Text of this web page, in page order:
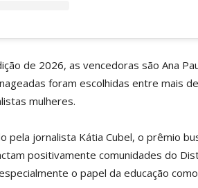
de 2026, as vencedoras são Ana
foram escolhidas entre mais
mulheres.
pela jornalista Kátia Cubel, o prêmio
positivamente comunidades do
o papel da educação